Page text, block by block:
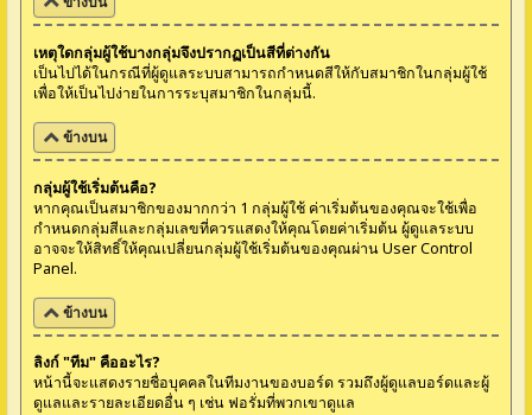
เหตุใดกลุ่มผู้ใช้บางกลุ่มจึงปรากฏเป็นสีที่ต่างกัน
เป็นไปได้ในกรณีที่ผู้ดูแลระบบสามารถกำหนดสีให้กับสมาชิกในกลุ่มผู้ใช้
เพื่อให้เป็นไปง่ายในการระบุสมาชิกในกลุ่มนี้.
ข้างบน
กลุ่มผู้ใช้เริ่มต้นคือ?
หากคุณเป็นสมาชิกของมากกว่า 1 กลุ่มผู้ใช้ ค่าเริ่มต้นของคุณจะใช้เพื่อ
กำหนดกลุ่มสีและกลุ่มเลขที่ควรแสดงให้คุณโดยค่าเริ่มต้น ผู้ดูแลระบบ
อาจจะให้สิทธิ์ให้คุณเปลี่ยนกลุ่มผู้ใช้เริ่มต้นของคุณผ่าน User Control
Panel.
ข้างบน
ลิงก์ "ทีม" คืออะไร?
หน้านี้จะแสดงรายชื่อบุคคลในทีมงานของบอร์ด รวมถึงผู้ดูแลบอร์ดและผู้
ดูแลและรายละเอียดอื่น ๆ เช่น ฟอรั่มที่พวกเขาดูแล